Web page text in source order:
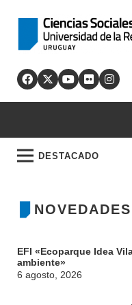
DESTACADO
NOVEDADES
EFI «Ecoparque Idea
ambiente»
6 agosto, 2026